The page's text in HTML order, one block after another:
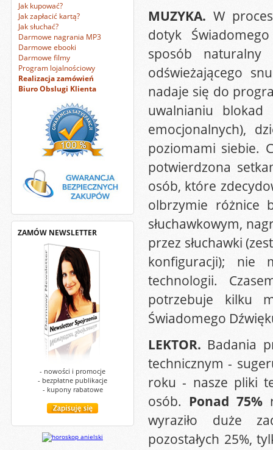
Jak kupować?
Jak zapłacić kartą?
Jak słuchać?
Darmowe nagrania MP3
Darmowe ebooki
Darmowe filmy
Program lojalnościowy
Realizacja zamówień
Biuro Obslugi Klienta
ZAMÓW NEWSLETTER
- nowości i promocje
- bezpłatne publikacje
- kupony rabatowe
MUZYKA. W
dotyk
sposób
odświeżającego
nadaje się do
uwalnianiu blokad
emocjonalnych),
poziomami siebie.
potwierdzona
osób, które
olbrzymie różnice
słuchawkowym,
przez słuchawki
konfiguracji); nie
technologii.
potrzebuje kilku
Świadomego
LEKTOR. Badania
technicznym -
roku - nasze pliki
osób. Ponad 75%
wyraziło duże
pozostałych 25%,